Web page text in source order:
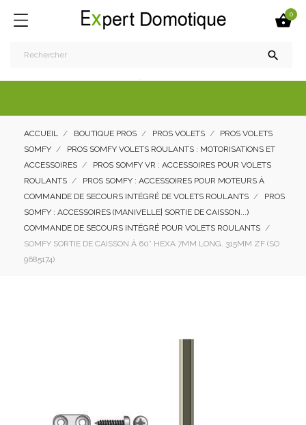
0

ACCUEIL BOUTIQUE PROS PROS VOLETS
PROS VOLETS
SOMFY
PROS SOMFY VOLETS ROULANTS : MOTORISATIONS ET
ACCESSOIRES
PROS SOMFY VR : ACCESSOIRES POUR VOLETS
ROULANTS
PROS SOMFY : ACCESSOIRES POUR MOTEURS À
COMMANDE DE SECOURS INTÉGRÉ DE VOLETS ROULANTS
PROS
SOMFY : ACCESSOIRES (MANIVELLE| SORTIE DE CAISSON...)
COMMANDE DE SECOURS INTÉGRÉ POUR VOLETS ROULANTS
SOMFY SORTIE DE CAISSON À 60° HEXA 7MM LONG. 315MM ZF (SO
9685174)